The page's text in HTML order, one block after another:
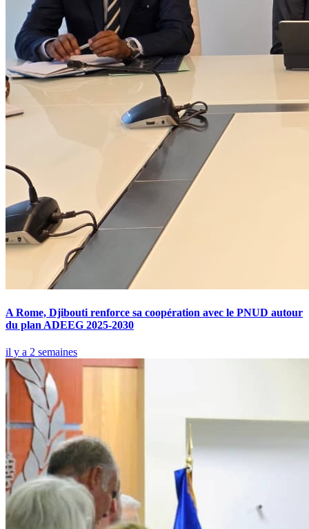
A Rome, Djibouti renforce sa coopération avec le PNUD autour
du plan ADEEG 2025-2030
il y a 2 semaines